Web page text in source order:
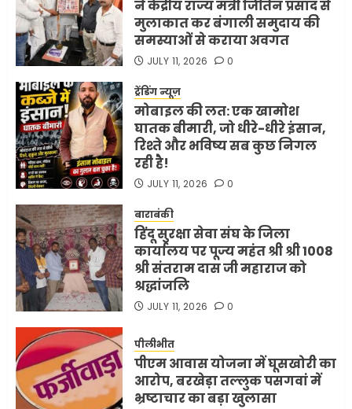
ने केंद्रीय राज्य मंत्री जितिन प्रसाद से
मुलाकात कर बंगाली समुदाय की
समस्याओं से कराया अवगत
JULY 11, 2026 0
ट्रेंडिंग न्यूज़
मोबाइल की लत: एक खामोश
घातक बीमारी, जो धीरे-धीरे इंसान,
रिश्ते और भविष्य सब कुछ निगल
रही है!
JULY 11, 2026 0
बाराबंकी
हिंदू सुरक्षा सेवा संघ के जिला
कार्यालय पर पूज्य महंत श्री श्री 1008
श्री संतराम दास जी महाराज को
श्रद्धांजलि
JULY 11, 2026 0
पीलीभीत
पीएम आवास योजना में घूसखोरी का
आरोप, बरखेड़ा तल्लुक पसगवां में
भ्रष्टाचार का बड़ा खुलासा